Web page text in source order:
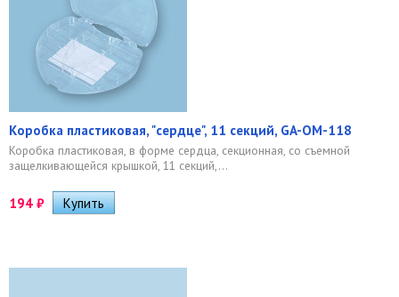
Коробка пластиковая, "сердце", 11 секций, GA-OM-118
Коробка пластиковая, в форме сердца, секционная, со съемной
защелкивающейся крышкой, 11 секций,...
194 ₽